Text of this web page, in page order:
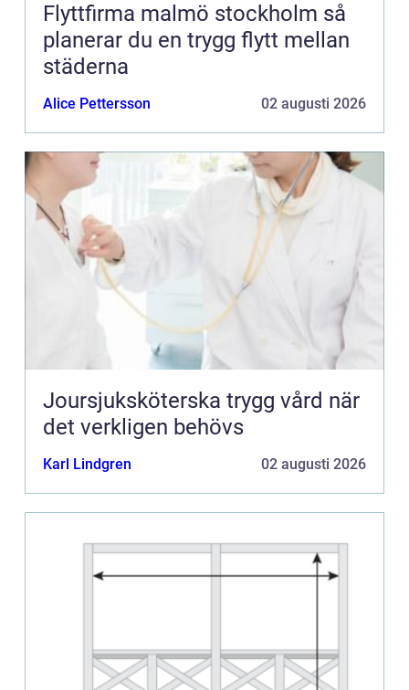
Flyttfirma malmö stockholm så
planerar du en trygg flytt mellan
städerna
Alice Pettersson 02 augusti 2026
Joursjuksköterska trygg vård när
det verkligen behövs
Karl Lindgren 02 augusti 2026